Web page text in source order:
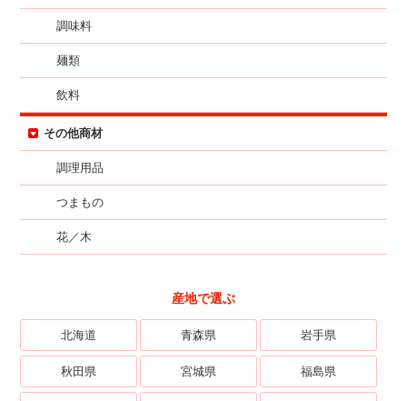
調味料
麺類
飲料
その他商材
調理用品
つまもの
花／木
産地で選ぶ
北海道 青森県 岩手県
秋田県 宮城県 福島県